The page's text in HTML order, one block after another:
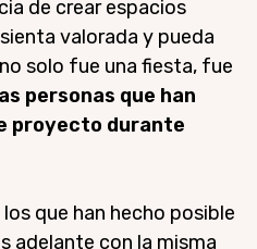
de crear espacios
valorada y pueda
solo fue una fiesta, fue
personas que han
proyecto durante
que han hecho posible
adelante con la misma